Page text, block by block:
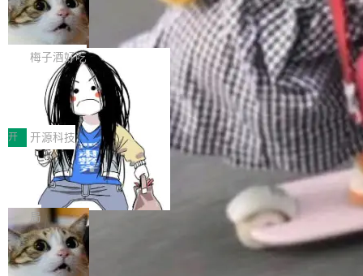
有云模型能够满足快速试用和效率提升的需求。
但对于金融、能源、医疗等对数据安全要求较...
让AI用起来，还要进一步看清混合算力时代下，
Token花在哪里、算力是否被充分利用，以及持
续增长的AI成本该如何优化。 深信服AI算力网关
正是围绕这些实际问题，从Token治理和成本治
理两个方面，让用户的每一份算力都看得清、管
得住、用得稳、省得下、更安全！ 一、从现在开
始，Token使用一目...
ean 在 Google 工作了 27 年后，宣布离职。 他
不是一个人走。一同离开的还有 Sanjay Ghema
wat（Google 员工编号 23，Jeff Dean 二十多
年的编程搭档，MapReduce 和 Bigtable 的共同
作者）、Quoc Le（Google 大脑核心成员，Se
q2Seq 和 DocAI 的共同发明人）以及 Oriol Vin
yals（Gemini 联合负责人，AlphaSta...
🔥 SolonCode v2026.8.4 发布：界面
字体可调、22 种语言、记忆搜索增强
打开终端就能上岗的全中文编码智能体，这一轮
把「看得清、用母语、记得住」三件事一次补
齐。 SolonCode 是什么 SolonCode 是杭州无
耳科技研发的企业级终端编码智能体——一位全
中文驱动的数字员工，自主理解需求、规划步
骤、编写代码。不挑模型、不挑平台，curl 一行
装完即用。 开源地址：Gitee · GitCode · GitHu
b 安装 支持 Java 8+（8~26）、macOS / Linu
x / Windows / Harmony PC。 # macOS / Linu
x / Harmony PC curl -fsSL https://solon.noea
r.org/solon...
梅子酒好吃
让“代码语义理解”深度释放AI Coding
价值潜能：华为云码道（CodeArts）
代码仓技术解析
一、代码仓深度理解技术的作用与价值 在软件工
程实践中，代码仓是企业核心知识资产的主要载
体。企业级代码仓库通常包含数十万乃至数百万
个文件，其规模远超单次模型调用可承载的上下
文窗口。随着项目规模的持续扩张与代码历史的
不断累积，代码仓中的模块关系、接口契约、业
务逻辑等关键信息往往分散于数十乃至数百个文
件之中，形成高度复杂的知识关联网络。传统的
代码检索手段（如关键词匹配、目录遍历）仅能
开 开源科技
一条“删库”命令跑 17 小时，算法工程
师删光 89TB 数据只为干私活
最高人民检察院8月4日公布了一起案件：北京一
名90后算法工程师王某，为了给自己接的私活腾
服务器空间，删光了公司AI游戏部门的全部核心
数据。 王某2024年1月入职东城区某科技公司AI
短剧部门，有互联网大厂背景。在公司内部架构
局
Cloudflare 分享推理优化实践：KV ca
che 量化 + 权重压缩，吞吐量提升 4